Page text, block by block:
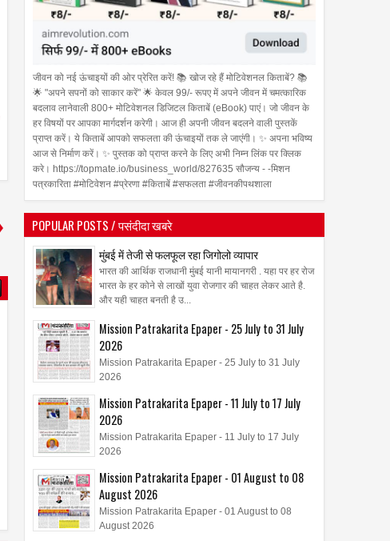
मॉडलिंग की दुनिया में शानदार प्रदर्शन
के बाद शनाया अल हक़ का अभिनय पर
है पूरा ध्यान
Aug
2026
मानद डॉक्टरेट और 'अशोका अवॉर्ड' से
टीम को मानती है अपना परिवार
04
Aug
2026
जीवन को नई ऊंचाइयों की ओर प्रेरित करें! 📚 खोज रहे हैं मोटिवेशनल किताबें? 📚
🌟 "अपने सपनों को साकार करें" 🌟 केवल 99/- रूपए में अपने जीवन में चमत्कारिक
बदलाव लानेवाली 800+ मोटिवेशनल डिजिटल किताबें (eBook) पाएं। जो जीवन के
हर विषयों पर आपका मार्गदर्शन करेगी। आज ही अपनी जीवन बदलने वाली पुस्तकें
प्राप्त करें। ये किताबें आपको सफलता की ऊंचाइयों तक ले जाएंगी। ✨ अपना भविष्य
आज से निर्माण करें। ✨ पुस्तक को प्राप्त करने के लिए अभी निम्न लिंक पर क्लिक
करे। https://topmate.io/business_world/827635 सौजन्य - -मिशन
पत्रकारिता #मोटिवेशन #प्रेरणा #किताबें #सफलता #जीवनकीपथशाला
POPULAR POSTS / पसंदीदा खबरे
मुंबई में तेजी से फलफूल रहा जिगोलो व्यापार
भारत की आर्थिक राजधानी मुंबई यानी मायानगरी . यहा पर हर रोज
भारत के हर कोने से लाखों युवा रोजगार की चाहत लेकर आते है.
और यही चाहत बनती है उ...
Mission Patrakarita Epaper - 25 July to 31 July
2026
Mission Patrakarita Epaper - 25 July to 31 July
2026
Mission Patrakarita Epaper - 11 July to 17 July
2026
Mission Patrakarita Epaper - 11 July to 17 July
2026
Mission Patrakarita Epaper - 01 August to 08
August 2026
Mission Patrakarita Epaper - 01 August to 08
August 2026